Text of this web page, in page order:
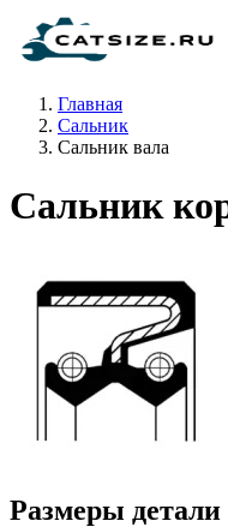
Главная
Сальник
Сальник вала
Сальник
Размеры детали